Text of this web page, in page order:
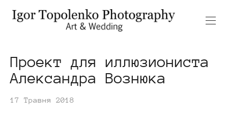
Проект для иллюзиониста
Александра Вознюка
17 Травня 2018